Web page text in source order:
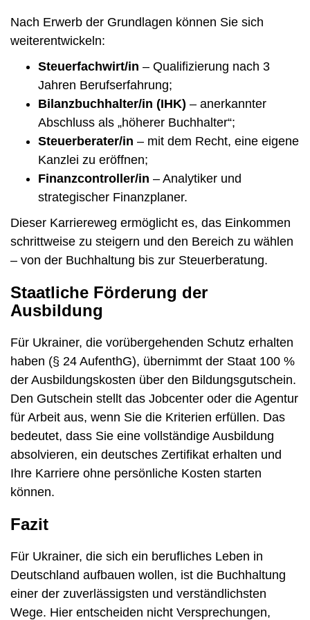
Nach Erwerb der Grundlagen können Sie sich
weiterentwickeln:
Steuerfachwirt/in – Qualifizierung nach 3
Jahren Berufserfahrung;
Bilanzbuchhalter/in (IHK) – anerkannter
Abschluss als „höherer Buchhalter“;
Steuerberater/in – mit dem Recht, eine eigene
Kanzlei zu eröffnen;
Finanzcontroller/in – Analytiker und
strategischer Finanzplaner.
Dieser Karriereweg ermöglicht es, das Einkommen
schrittweise zu steigern und den Bereich zu wählen
– von der Buchhaltung bis zur Steuerberatung.
Staatliche Förderung der
Ausbildung
Für Ukrainer, die vorübergehenden Schutz erhalten
haben (§ 24 AufenthG), übernimmt der Staat 100 %
der Ausbildungskosten über den Bildungsgutschein.
Den Gutschein stellt das Jobcenter oder die Agentur
für Arbeit aus, wenn Sie die Kriterien erfüllen. Das
bedeutet, dass Sie eine vollständige Ausbildung
absolvieren, ein deutsches Zertifikat erhalten und
Ihre Karriere ohne persönliche Kosten starten
können.
Fazit
Für Ukrainer, die sich ein berufliches Leben in
Deutschland aufbauen wollen, ist die Buchhaltung
einer der zuverlässigsten und verständlichsten
Wege. Hier entscheiden nicht Versprechungen,